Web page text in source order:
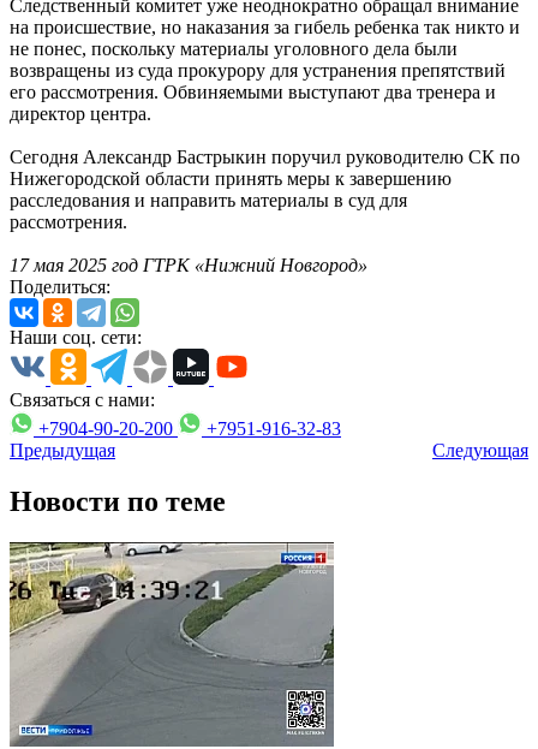
Следственный комитет уже неоднократно обращал внимание
на происшествие, но наказания за гибель ребенка так никто и
не понес, поскольку материалы уголовного дела были
возвращены из суда прокурору для устранения препятствий
его рассмотрения. Обвиняемыми выступают два тренера и
директор центра.
Сегодня Александр Бастрыкин поручил руководителю СК по
Нижегородской области принять меры к завершению
расследования и направить материалы в суд для
рассмотрения.
17 мая 2025 год ГТРК «Нижний Новгород»
Поделиться:
Наши соц. сети:
Связаться с нами:
+7904-90-20-200
+7951-916-32-83
Предыдущая
Следующая
Новости по теме